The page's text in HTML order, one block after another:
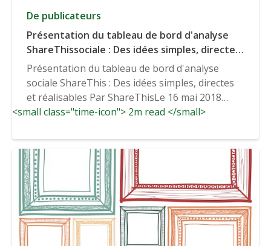
De publicateurs
Présentation du tableau de bord d'analyse
ShareThissociale : Des idées simples, directes
et réalisables
Présentation du tableau de bord d'analyse
sociale ShareThis : Des idées simples, directes
et réalisables Par ShareThisLe 16 mai 2018
Nouvelles,...
<small class="time-icon"> 2m read </small>